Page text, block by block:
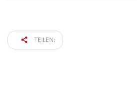
TEILEN: